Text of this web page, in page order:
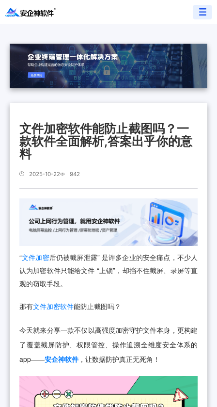
文件加密软件能防止截图吗？一
款软件全面解析,答案出乎你的意
料
2025-10-22 942
“文件加密后仍被截屏泄露” 是许多企业的安全痛点，不少人
认为加密软件只能给文件 “上锁”，却挡不住截屏、录屏等直
观的窃取手段。
那有文件加密软件能防止截图吗？
今天就来分享一款不仅以高强度加密守护文件本身，更构建
了覆盖截屏防护、权限管控、操作追溯全维度安全体系的
app——安企神软件，让数据防护真正无死角！